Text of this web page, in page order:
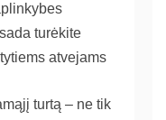
turėkite
atvejams
turtą – ne tik